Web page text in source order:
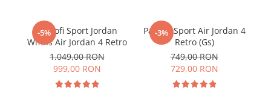
-5%
Pantofi Sport Jordan
Wmns Air Jordan 4 Retro
1.049,00 RON
999,00 RON
-3%
Pantofi Sport Air Jordan 4
Retro (Gs)
749,00 RON
729,00 RON